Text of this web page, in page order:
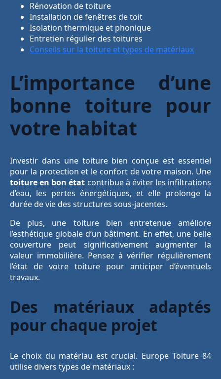
Rénovation de toiture
Installation de fenêtres de toit
Isolation thermique et phonique
Entretien régulier des toitures
Conseils sur la toiture et types de matériaux
L’importance d’une
bonne toiture pour
votre habitat
Investir dans une toiture bien conçue est essentiel
pour la protection et le confort de votre maison. Une
toiture en bon état contribue à éviter les infiltrations
d’eau, les pertes énergétiques, et elle prolonge la
durée de vie des structures sous-jacentes.
De plus, une toiture bien entretenue améliore
l’esthétique globale d’un bâtiment. En effet, une belle
couverture peut significativement augmenter la
valeur immobilière. Pensez à vérifier régulièrement
l’état de votre toiture pour anticiper d’éventuels
travaux.
Des matériaux adaptés
pour chaque projet
Le choix du matériau est crucial. Europe Toiture 84
utilise divers types de matériaux :